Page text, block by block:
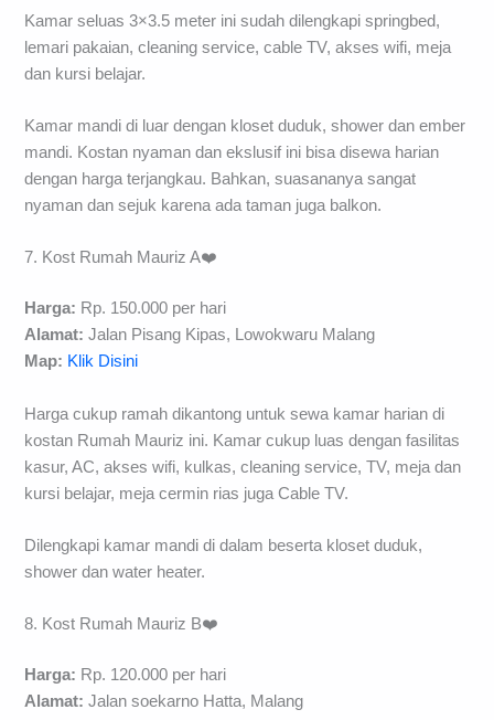
Kamar seluas 3×3.5 meter ini sudah dilengkapi springbed,
lemari pakaian, cleaning service, cable TV, akses wifi, meja
dan kursi belajar.
Kamar mandi di luar dengan kloset duduk, shower dan ember
mandi. Kostan nyaman dan ekslusif ini bisa disewa harian
dengan harga terjangkau. Bahkan, suasananya sangat
nyaman dan sejuk karena ada taman juga balkon.
7. Kost Rumah Mauriz A❤️
Harga: Rp. 150.000 per hari
Alamat: Jalan Pisang Kipas, Lowokwaru Malang
Map: Klik Disini
Harga cukup ramah dikantong untuk sewa kamar harian di
kostan Rumah Mauriz ini. Kamar cukup luas dengan fasilitas
kasur, AC, akses wifi, kulkas, cleaning service, TV, meja dan
kursi belajar, meja cermin rias juga Cable TV.
Dilengkapi kamar mandi di dalam beserta kloset duduk,
shower dan water heater.
8. Kost Rumah Mauriz B❤️
Harga: Rp. 120.000 per hari
Alamat: Jalan soekarno Hatta, Malang